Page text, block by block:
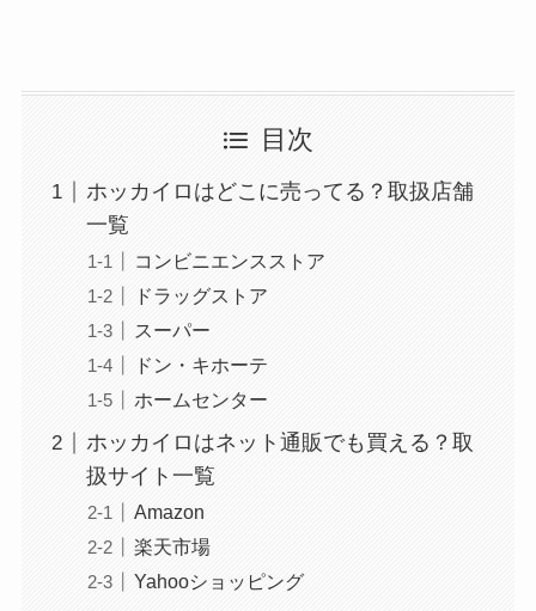
目次
ホッカイロはどこに売ってる？取扱店舗
一覧
コンビニエンスストア
ドラッグストア
スーパー
ドン・キホーテ
ホームセンター
ホッカイロはネット通販でも買える？取
扱サイト一覧
Amazon
楽天市場
Yahooショッピング